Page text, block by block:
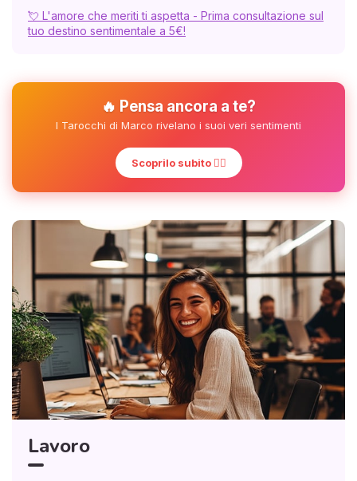
💘 L'amore che meriti ti aspetta - Prima consultazione sul
tuo destino sentimentale a 5€!
🔥 Pensa ancora a te?
I Tarocchi di Marco rivelano i suoi veri sentimenti
Scoprilo subito ❤️‍🔥
Lavoro